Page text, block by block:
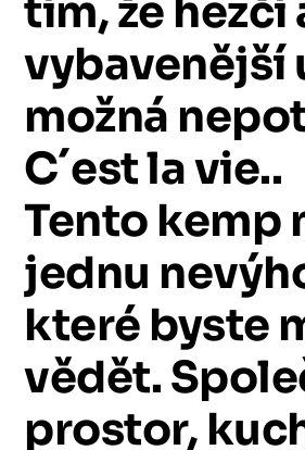
tím,že hezčí
vybavenější
možná
C´estlavie..
Tento kemp
jednu
které byste
vědět.
prostor,